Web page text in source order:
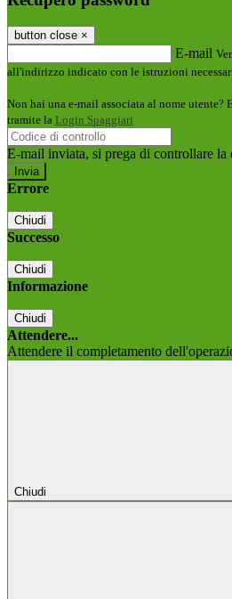
button close ×
E-mail
all'indirizzo indicato con le istruzioni
Non hai una e-mail associata al nome utente?
tramite la Login Spaggiari
E-mail inviata, si prega di controllare la
Errore
Chiudi
Successo
Chiudi
Informazione
Chiudi
Attendere...
Attendere il completamento
Chiudi